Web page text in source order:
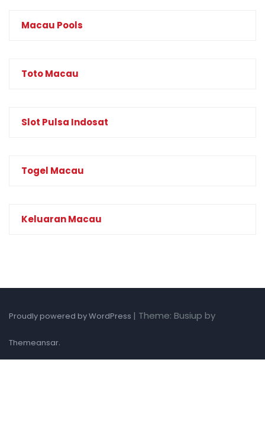
Macau Pools
Toto Macau
Slot Pulsa Indosat
Togel Macau
Keluaran Macau
Proudly powered by WordPress | Theme: Busiup by
Themeansar.